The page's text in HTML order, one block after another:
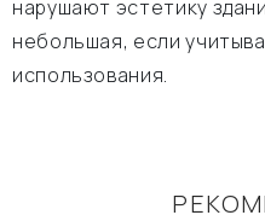
нарушают эстетику
небольшая, если
использования.